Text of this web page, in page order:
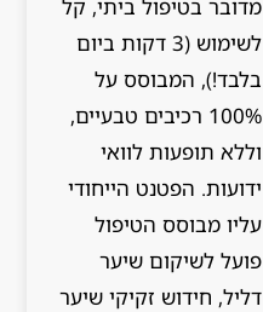
מדובר בטיפול ביתי, קל
לשימוש (3 דקות ביום
בלבד!), המבוסס על
100% רכיבים טבעיים,
וללא תופעות לוואי
ידועות. הפטנט הייחודי
עליו מבוסס הטיפול
פועל לשיקום שיער
דליל, חידוש זקיקי שיער